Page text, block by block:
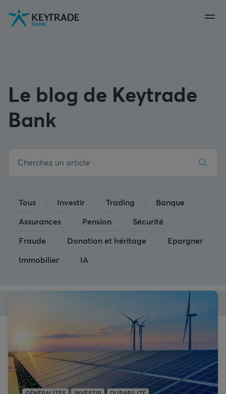
Aller
Aller
Aller
au
Le blog de Keytrade
Bank
Tous Investir Trading
Banque
Assurances
Pension
Sécurité
Fraude
Donation et héritage
Epargner
Immobilier
IA